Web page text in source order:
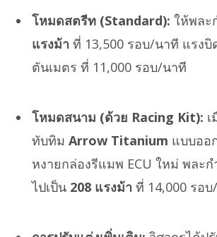
โหมดสตรีท (Standard): ให้พละ
แรงม้า ที่ 13,500 รอบ/นาที แรงบิ
ตันเมตร ที่ 11,000 รอบ/นาที
โหมดสนาม (ด้วย Racing Kit):
ทับทิม Arrow Titanium แบบออ
หงายกล่องรีแมพ ECU ใหม่ พละ
ไปเป็น 208 แรงม้า ที่ 14,000 รอ